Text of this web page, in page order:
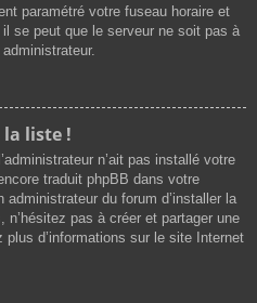
paramétré votre fuseau horaire et
se peut que le serveur ne soit pas à
la liste !
n’ait pas installé votre
traduit phpBB dans votre
administrateur du forum d’installer la
n’hésitez pas à créer et partager une
d’informations sur le site Internet